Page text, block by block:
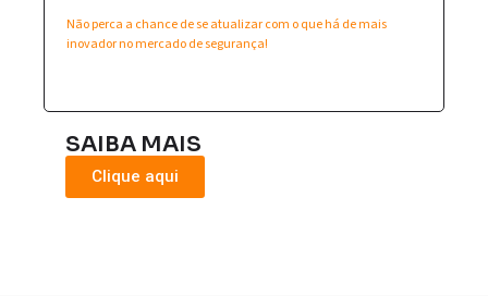
Não perca a chance de se atualizar com o que há de mais
inovador no mercado de segurança!
SAIBA MAIS
Clique aqui